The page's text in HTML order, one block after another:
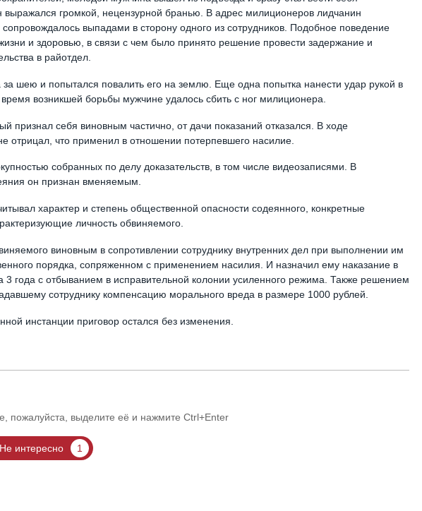
выражался громкой, нецензурной бранью. В адрес милиционеров лидчанин
сопровождалось выпадами в сторону одного из сотрудников. Подобное поведение
и здоровью, в связи с чем было принято решение провести задержание и
в райотдел.
шею и попытался повалить его на землю. Еще одна попытка нанести удар рукой в
возникшей борьбы мужчине удалось сбить с ног милиционера.
признал себя виновным частично, от дачи показаний отказался. В ходе
отрицал, что применил в отношении потерпевшего насилие.
собранных по делу доказательств, в том числе видеозаписями. В
он признан вменяемым.
характер и степень общественной опасности содеянного, конкретные
личность обвиняемого.
виновным в сопротивлении сотруднику внутренних дел при выполнении им
порядка, сопряженном с применением насилия. И назначил ему наказание в
года с отбыванием в исправительной колонии усиленного режима. Также решением
сотруднику компенсацию морального вреда в размере 1000 рублей.
инстанции приговор остался без изменения.
пожалуйста, выделите её и нажмите Ctrl+Enter
Не интересно 1